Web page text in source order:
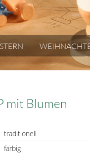
mit Blumen
traditionell
farbig